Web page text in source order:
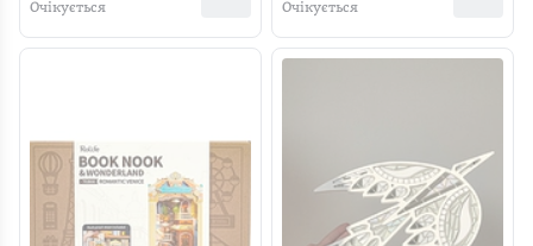
Очікується Очікується